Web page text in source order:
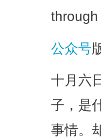
through
公众号
十月六
子，是
事情。